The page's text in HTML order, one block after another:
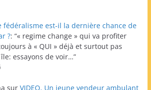
fédéralisme est-il la dernière chance de
?: “« regime change » qui va profiter
à « QUI » déjà et surtout pas
essayons de voir…”
sur VIDEO. Un jeune vendeur ambulant